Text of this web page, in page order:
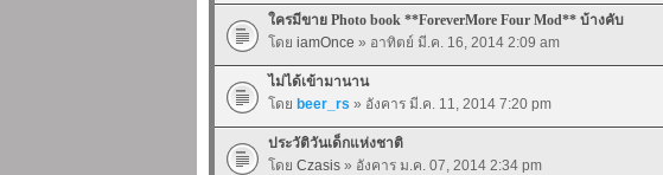
ใครมีขาย Photo book **ForeverMore Four Mod** บ้างคับ
โดย iamOnce » อาทิตย์ มี.ค. 16, 2014 2:09 am
ไม่ได้เข้ามานาน
โดย beer_rs » อังคาร มี.ค. 11, 2014 7:20 pm
ประวัติวันเด็กแห่งชาติ
โดย Czasis » อังคาร ม.ค. 07, 2014 2:34 pm